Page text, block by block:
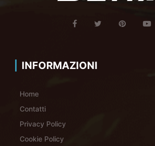
INFORMAZIONI
Home
Contatti
Privacy Policy
Cookie Policy